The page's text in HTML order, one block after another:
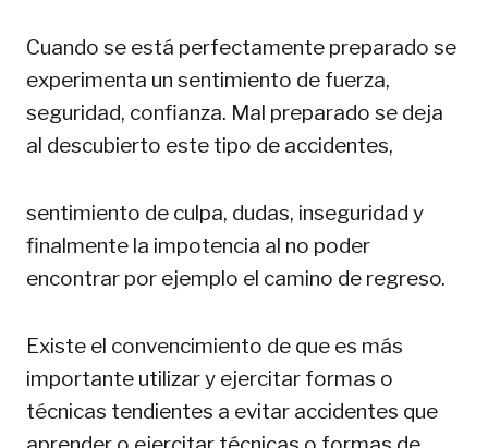
Cuando se está perfectamente preparado se
experimenta un sentimiento de fuerza,
seguridad, confianza. Mal preparado se deja
al descubierto este tipo de accidentes,
sentimiento de culpa, dudas, inseguridad y
finalmente la impotencia al no poder
encontrar por ejemplo el camino de regreso.
Existe el convencimiento de que es más
importante utilizar y ejercitar formas o
técnicas tendientes a evitar accidentes que